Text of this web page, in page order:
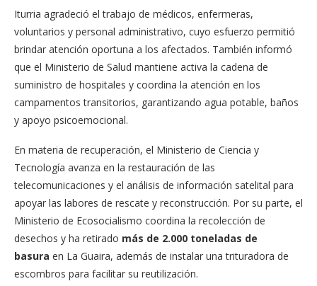
Iturria agradeció el trabajo de médicos, enfermeras,
voluntarios y personal administrativo, cuyo esfuerzo permitió
brindar atención oportuna a los afectados. También informó
que el Ministerio de Salud mantiene activa la cadena de
suministro de hospitales y coordina la atención en los
campamentos transitorios, garantizando agua potable, baños
y apoyo psicoemocional.
En materia de recuperación, el Ministerio de Ciencia y
Tecnología avanza en la restauración de las
telecomunicaciones y el análisis de información satelital para
apoyar las labores de rescate y reconstrucción. Por su parte, el
Ministerio de Ecosocialismo coordina la recolección de
desechos y ha retirado más de 2.000 toneladas de
basura en La Guaira, además de instalar una trituradora de
escombros para facilitar su reutilización.